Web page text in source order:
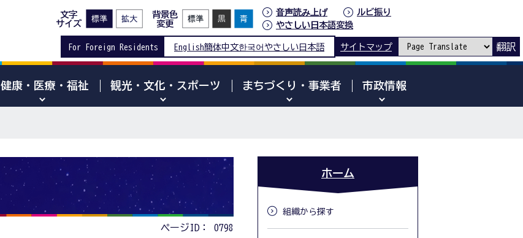
文字
サイズ
背景色
変更
音声読み上げ
ルビ振り
やさしい日本語変換
For Foreign Residents English簡体中文한국어 やさしい日本語 サイトマップ 翻訳
健康・医療・福祉 観光・文化・スポーツ まちづくり・事業者 市政情報
ページID：
0798
ホーム
組織から探す